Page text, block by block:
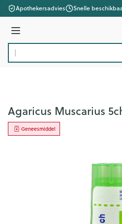
Ga naar de inhoud
Apothekersadvies Snelle
Menu
Product, merk, categorie...
Agaricus Muscarius
Geneesmiddel